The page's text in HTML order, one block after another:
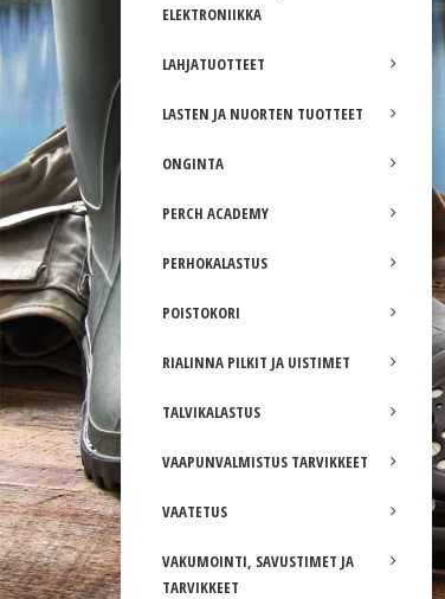
ELEKTRONIIKKA
LAHJATUOTTEET
LASTEN JA NUORTEN TUOTTEET
ONGINTA
PERCH ACADEMY
PERHOKALASTUS
POISTOKORI
RIALINNA PILKIT JA UISTIMET
TALVIKALASTUS
VAAPUNVALMISTUS TARVIKKEET
VAATETUS
VAKUMOINTI, SAVUSTIMET JA
TARVIKKEET